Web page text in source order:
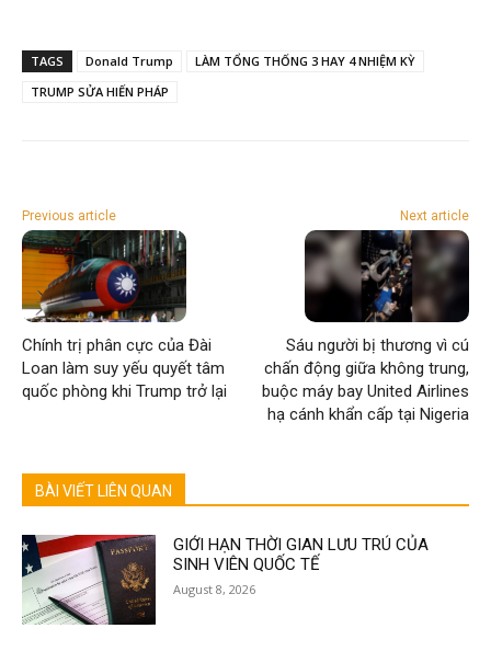
TAGS Donald Trump
LÀM TỔNG THỐNG 3 HAY 4 NHIỆM KỲ
TRUMP SỬA HIẾN PHÁP
Previous article
Chính trị phân cực của Đài
Loan làm suy yếu quyết tâm
quốc phòng khi Trump trở lại
Next article
Sáu người bị thương vì cú
chấn động giữa không trung,
buộc máy bay United Airlines
hạ cánh khẩn cấp tại Nigeria
BÀI VIẾT LIÊN QUAN
GIỚI HẠN THỜI GIAN LƯU TRÚ CỦA
SINH VIÊN QUỐC TẾ
August 8, 2026